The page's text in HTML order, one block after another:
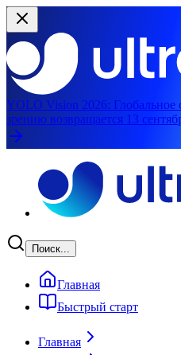
YOLO Vision 2026:
зрению возвращается 13
Поиск...
Главная
Быстрый старт
Главная